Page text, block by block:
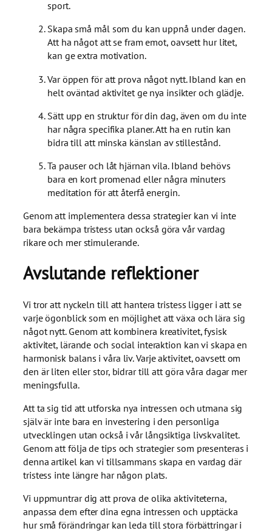
sport.
Skapa små mål som du kan uppnå under dagen.
Att ha något att se fram emot, oavsett hur litet,
kan ge extra motivation.
Var öppen för att prova något nytt. Ibland kan en
helt oväntad aktivitet ge nya insikter och glädje.
Sätt upp en struktur för din dag, även om du inte
har några specifika planer. Att ha en rutin kan
bidra till att minska känslan av stillestånd.
Ta pauser och låt hjärnan vila. Ibland behövs
bara en kort promenad eller några minuters
meditation för att återfå energin.
Genom att implementera dessa strategier kan vi inte
bara bekämpa tristess utan också göra vår vardag
rikare och mer stimulerande.
Avslutande reflektioner
Vi tror att nyckeln till att hantera tristess ligger i att se
varje ögonblick som en möjlighet att växa och lära sig
något nytt. Genom att kombinera kreativitet, fysisk
aktivitet, lärande och social interaktion kan vi skapa en
harmonisk balans i våra liv. Varje aktivitet, oavsett om
den är liten eller stor, bidrar till att göra våra dagar mer
meningsfulla.
Att ta sig tid att utforska nya intressen och utmana sig
själv är inte bara en investering i den personliga
utvecklingen utan också i vår långsiktiga livskvalitet.
Genom att följa de tips och strategier som presenteras i
denna artikel kan vi tillsammans skapa en vardag där
tristess inte längre har någon plats.
Vi uppmuntrar dig att prova de olika aktiviteterna,
anpassa dem efter dina egna intressen och upptäcka
hur små förändringar kan leda till stora förbättringar i